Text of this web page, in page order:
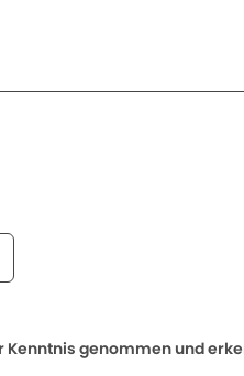
Kenntnis genommen und